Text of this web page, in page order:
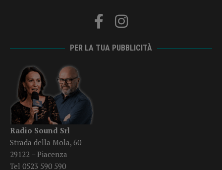
PER LA TUA PUBBLICITÀ
Radio Sound Srl
Strada della Mola, 60
29122 – Piacenza
Tel 0523 590 590